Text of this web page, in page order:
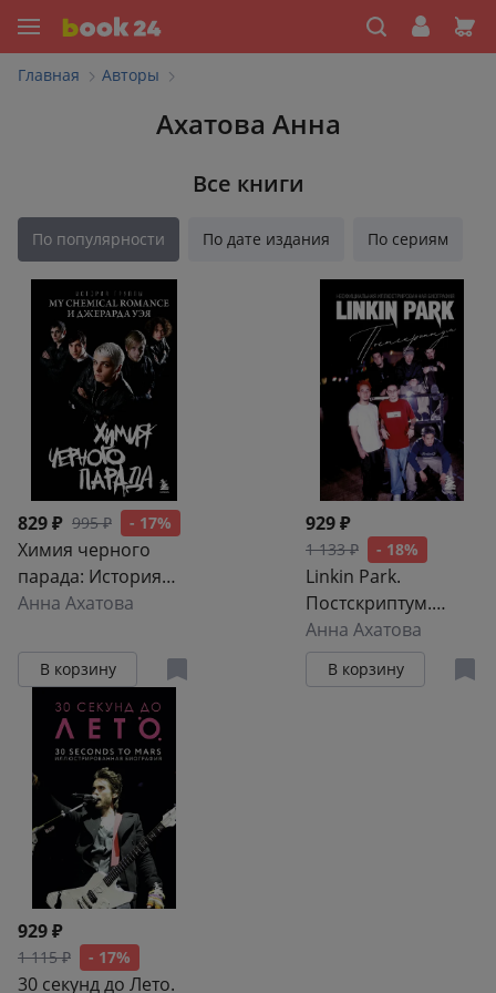
Главная Авторы
Ахатова Анна
Все книги
По популярности По дате издания По сериям
829 ₽ 995 ₽ - 17%
Химия черного
парада: История
группы My Chemical
Джерарда Уэя
Анна Ахатова
В корзину
929 ₽
1 133 ₽ - 18%
Linkin Park.
Постскриптум.
Неофициальная
иллюстрированная
биография
Анна Ахатова
В корзину
929 ₽
1 115 ₽ - 17%
30 секунд до Лето.